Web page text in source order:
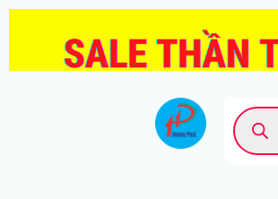
Nhảy
Tìm
kiếm
sản
phẩm